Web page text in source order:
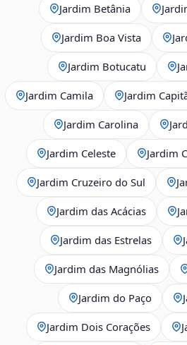
Jardim Betânia
Jardim Boa Vista
Jardim Botucatu
Jardim Camila Jardim
Jardim Carolina
Jardim Celeste Jardim
Jardim Cruzeiro do Sul
Jardim das Acácias
Jardim das Estrelas
Jardim das Magnólias
Jardim do Paço
Jardim Dois Corações